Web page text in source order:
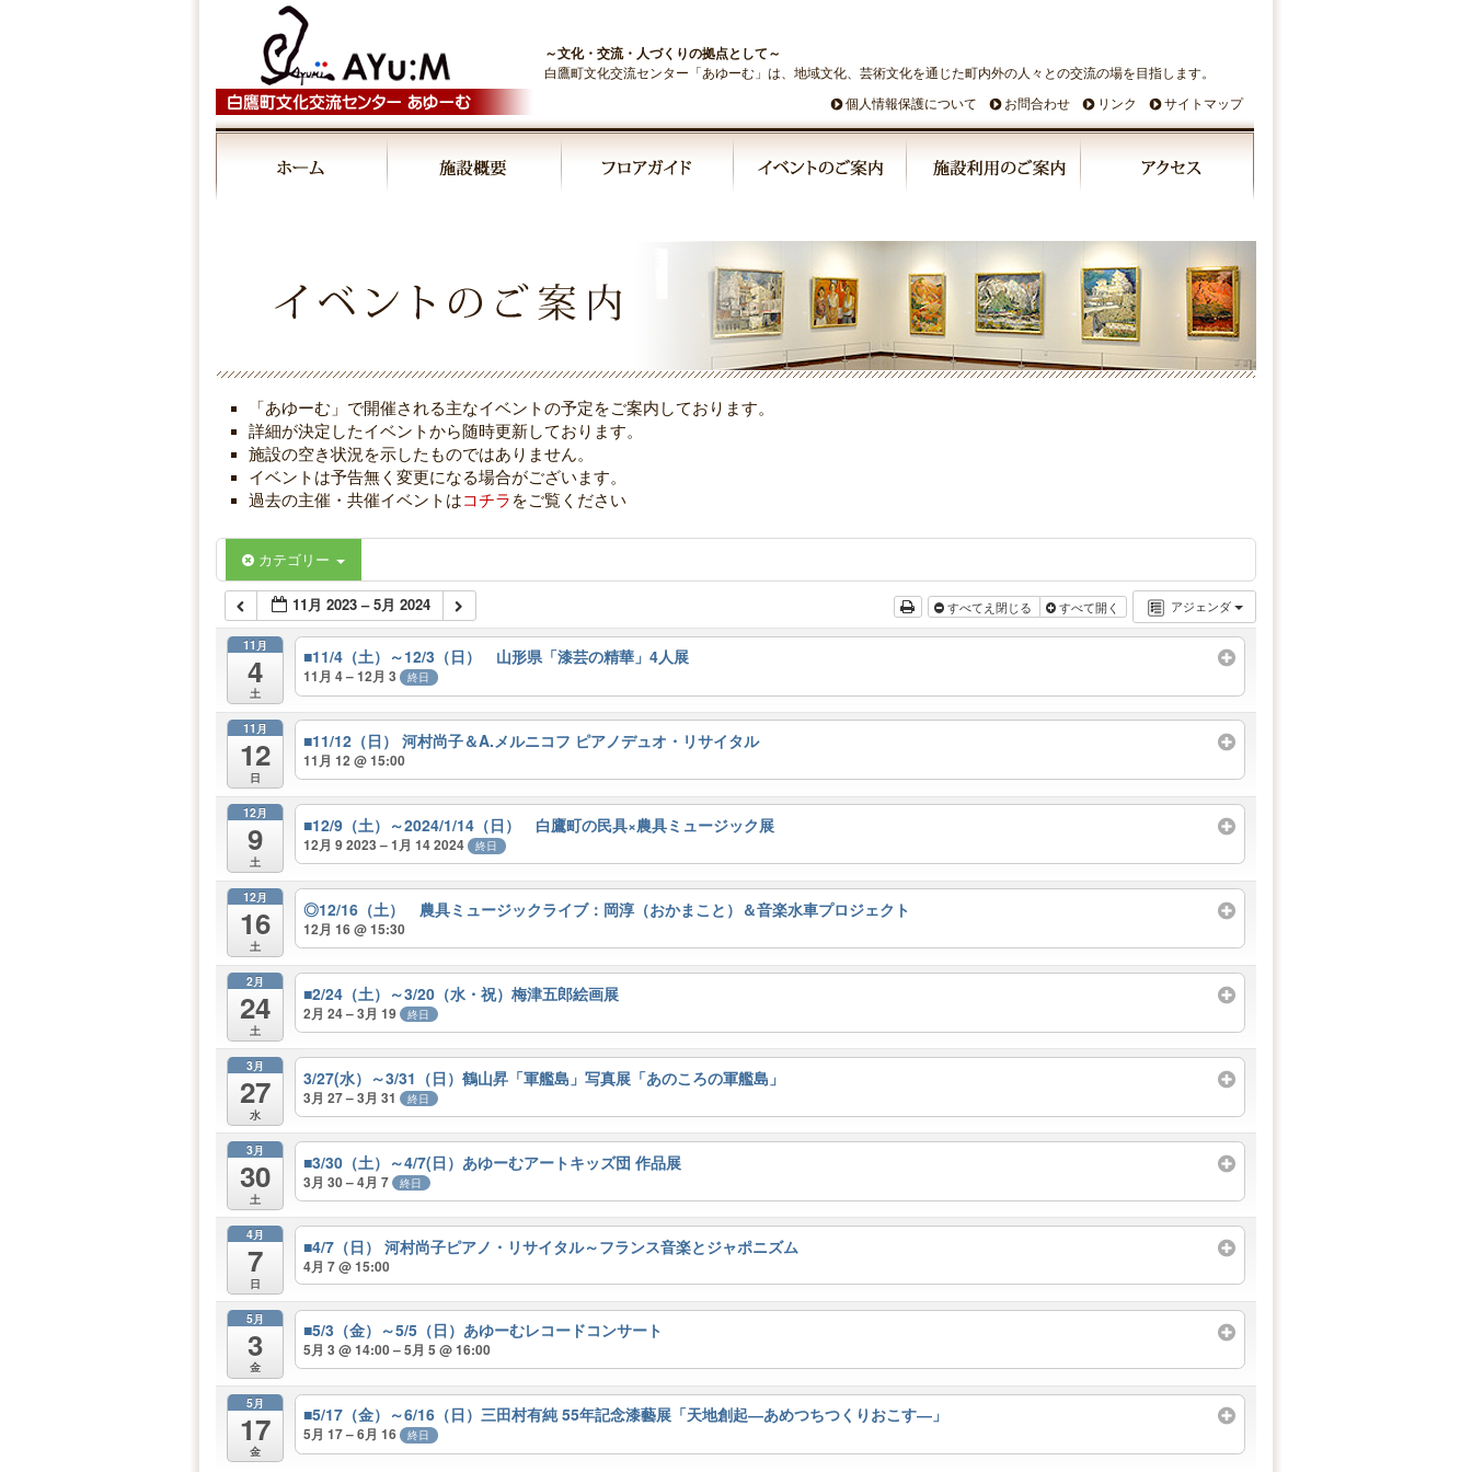
～文化・交流・人づくりの拠点として～
白鷹町文化交流センター「あゆーむ」は、地域文化、芸術文化を通じた町内外の人々との交流の場を目指します。
サイトマップ
リンク
お問合わせ
個人情報保護について
「あゆーむ」で開催される主なイベントの予定をご案内しております。
詳細が決定したイベントから随時更新しております。
施設の空き状況を示したものではありません。
イベントは予告無く変更になる場合がございます。
過去の主催・共催イベントはコチラ をご覧ください
カテゴリー
アジェンダ
11月 2023 – 5月 2024 すべてえ閉じる すべて開く
11月
4
土
■11/4（土）～12/3（日） 山形県「漆芸の精華」4人展
11月 4 – 12月 3 終日
11月
12
日
■11/12（日） 河村尚子＆A.メルニコフ ピアノデュオ・リサイタル
11月 12 @ 15:00
12月
9
土
■12/9（土）～2024/1/14（日） 白鷹町の民具×農具ミュージック展
12月 9 2023 – 1月 14 2024 終日
12月
16
土
◎12/16（土） 農具ミュージックライブ：岡淳（おかまこと）＆音楽水車プロジェクト
12月 16 @ 15:30
2月
24
土
■2/24（土）～3/20（水・祝）梅津五郎絵画展
2月 24 – 3月 19 終日
3月
27
水
3/27(水）～3/31（日）鶴山昇「軍艦島」写真展「あのころの軍艦島」
3月 27 – 3月 31 終日
3月
30
土
■3/30（土）～4/7(日）あゆーむアートキッズ団 作品展
3月 30 – 4月 7 終日
4月
7
日
■4/7（日） 河村尚子ピアノ・リサイタル～フランス音楽とジャポニズム
4月 7 @ 15:00
5月
3
金
■5/3（金）～5/5（日）あゆーむレコードコンサート
5月 3 @ 14:00 – 5月 5 @ 16:00
5月
17
金
■5/17（金）～6/16（日）三田村有純 55年記念漆藝展「天地創起―あめつちつくりおこす―」
5月 17 – 6月 16 終日